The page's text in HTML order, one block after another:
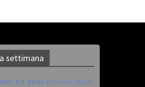
settimana
N.2. Berta e Corvi in Top10